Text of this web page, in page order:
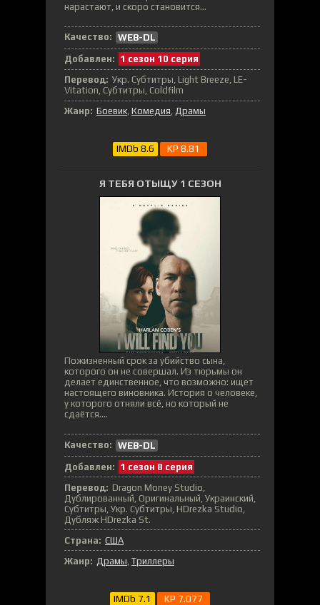
IMDb 8.6 KP 8.81
нарастают, и скоро становится...
Качество: WEB-DL
Добавлен: 1 сезон 10 серия
Перевод: Укр. Субтитры, Light Breeze, LE-
Vitation, Субтитры, Coldfilm
Жанр: Боевик, Комедия, Драмы
Я ТЕБЯ ОТЫЩУ 1 СЕЗОН
IMDb 7.1 KP 7.077
Пожизненный срок за убийство сына,
которого он не совершал. Из тюрьмы он
делает единственное, что возможно: ищет
настоящего виновника. История о человеке,
у которого отняли всё, но который не
сдаётся....
Качество: WEB-DL
Добавлен: 1 сезон 8 серия
Перевод: Dragon Money Studio,
Дублированный, Оригинальный, Украинский,
Субтитры, Укр. Субтитры, HDrezka Studio,
Дубляж HDrezka St.
Страна: США
Жанр: Драмы Триллеры